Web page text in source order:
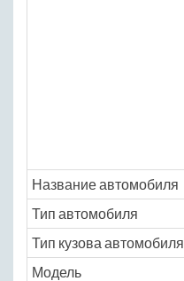
Название автомобиля
Тип автомобиля
Тип кузова автомобиля
Модель